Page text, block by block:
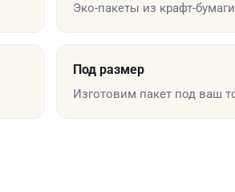
Эко-пакеты из крафт-
Под размер
Изготовим пакет под ваш